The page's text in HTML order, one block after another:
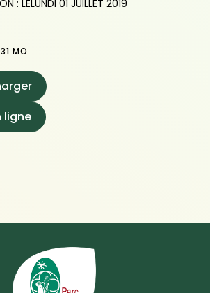
: LELUNDI 01 JUILLET 2019
MO
dans un nouvel onglet)
ligne
dans un nouvel onglet)